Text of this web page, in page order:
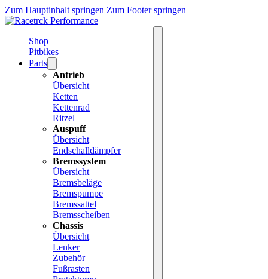
Zum Hauptinhalt springen Zum Footer springen
Shop
Pitbikes
Parts
Antrieb
Übersicht
Ketten
Kettenrad
Ritzel
Auspuff
Übersicht
Endschalldämpfer
Bremssystem
Übersicht
Bremsbeläge
Bremspumpe
Bremssattel
Bremsscheiben
Chassis
Übersicht
Lenker
Zubehör
Fußrasten